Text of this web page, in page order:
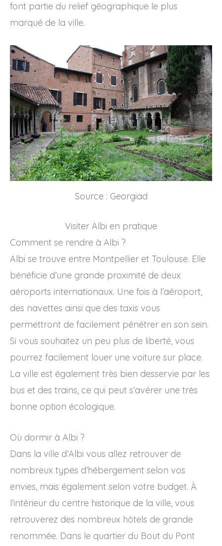
font partie du relief géographique le plus
marqué de la ville.
Source : Georgiad
Visiter Albi en pratique
Comment se rendre à Albi ?
Albi se trouve entre Montpellier et Toulouse. Elle
bénéficie d’une grande proximité de deux
aéroports internationaux. Une fois à l’aéroport,
des navettes ainsi que des taxis vous
permettront de facilement pénétrer en son sein.
Si vous souhaitez un peu plus de liberté, vous
pourrez facilement louer une voiture sur place.
La ville est également très bien desservie par les
bus et des trains, ce qui peut s’avérer une très
bonne option écologique.
Où dormir à Albi ?
Dans la ville d’Albi vous allez retrouver de
nombreux types d’hébergement selon vos
envies, mais également selon votre budget. À
l’intérieur du centre historique de la ville, vous
retrouverez des nombreux hôtels de grande
renommée. Dans le quartier du Bout du Pont